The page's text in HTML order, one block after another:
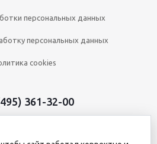
персональных данных
персональных данных
cookies
361-32-00